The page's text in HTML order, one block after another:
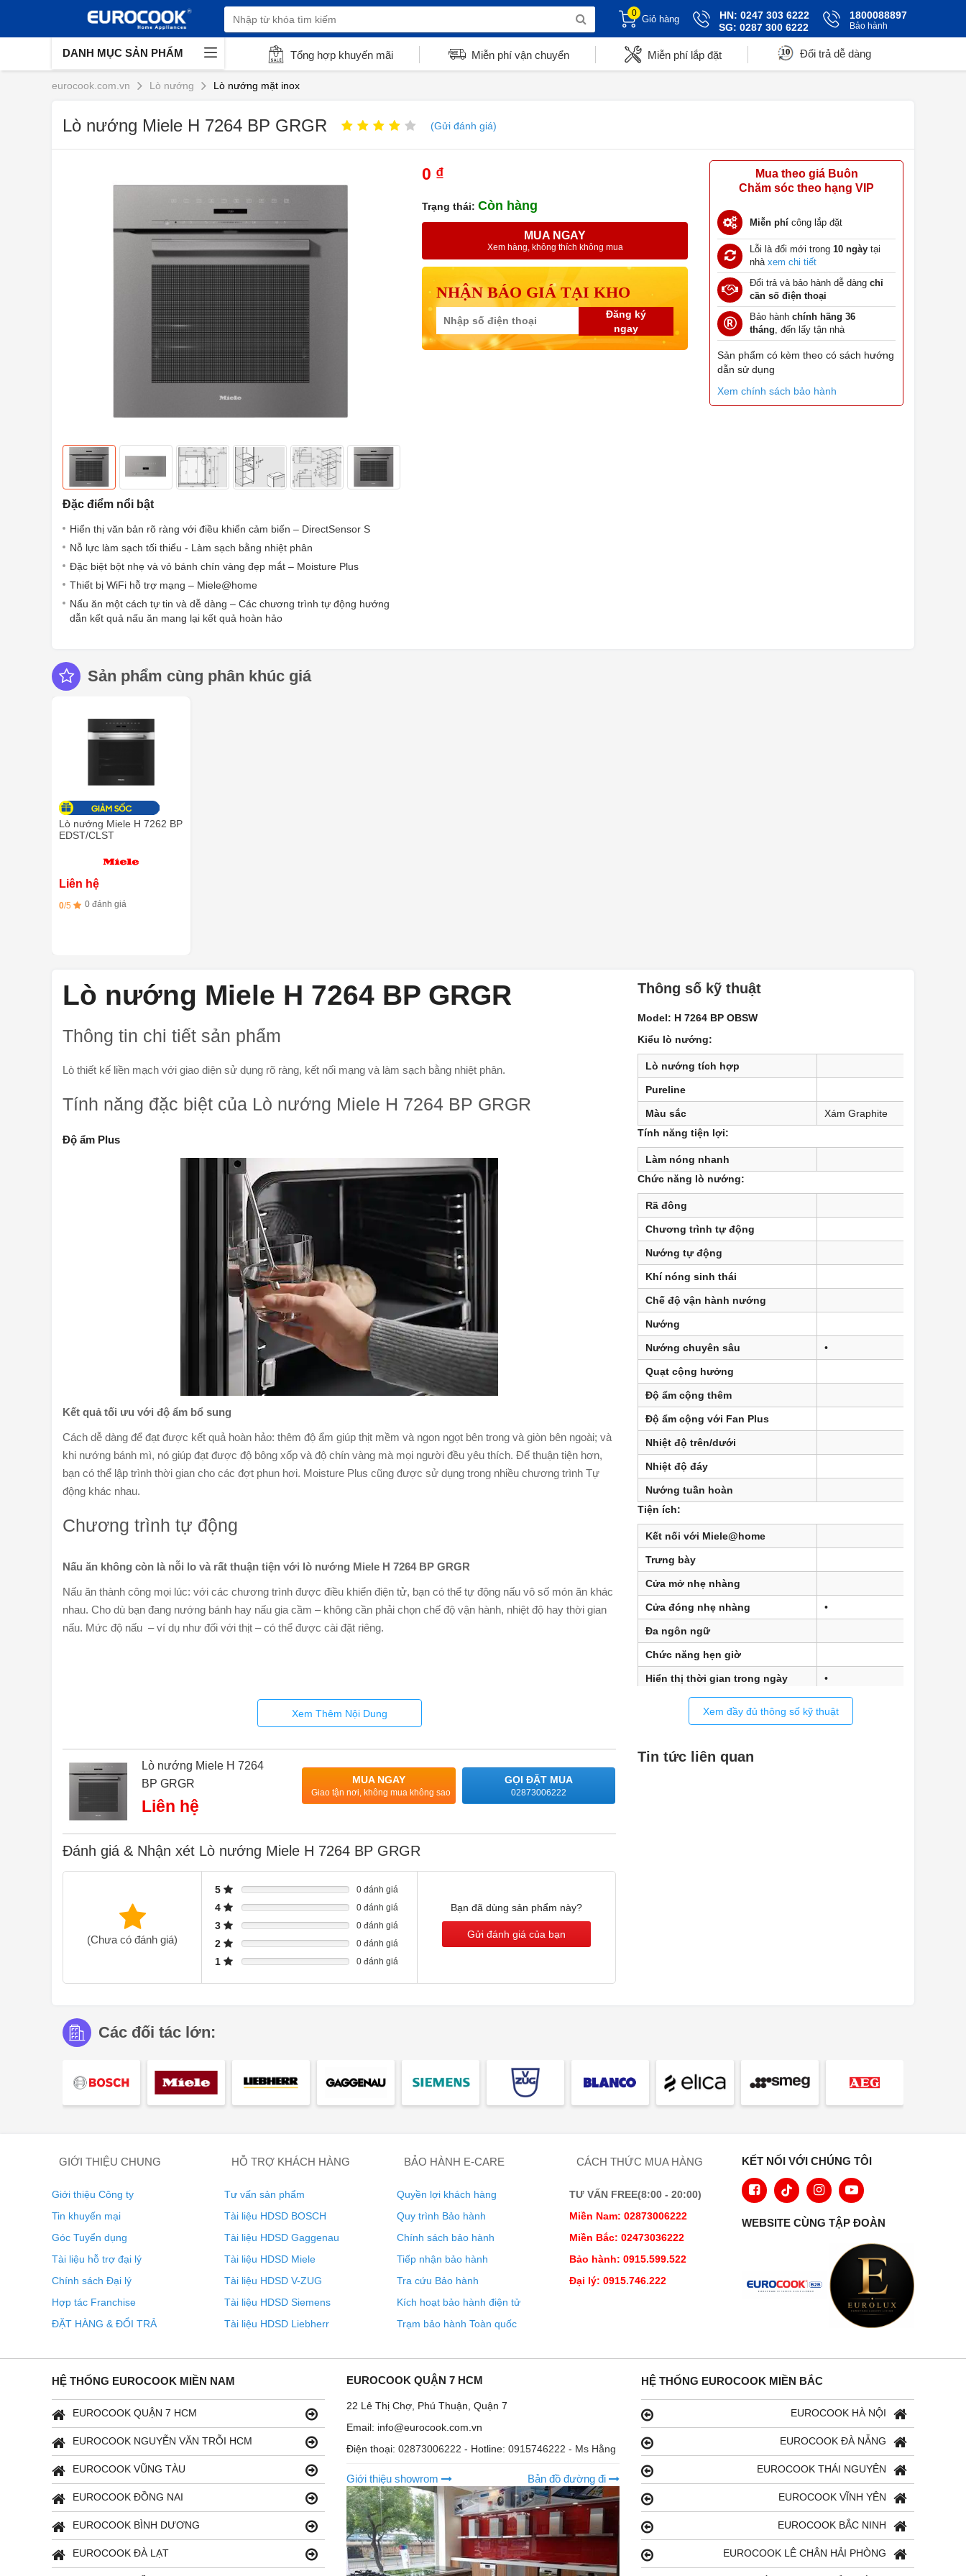
0
Giỏ hàng
HN: 0247 303 6222
SG: 0287 300 6222
1800088897
Bảo hành
DANH MỤC SẢN PHẨM Tổng hợp khuyến mãi Miễn phí vận chuyển Miễn phí lắp đặt Đổi trả dễ dàng
eurocook.com.vn Lò nướng Lò nướng mặt inox
Lò nướng Miele H 7264 BP GRGR (Gửi đánh giá)
Đặc điểm nổi bật
Hiển thị văn bản rõ ràng với điều khiển cảm biến – DirectSensor S
Nỗ lực làm sạch tối thiểu - Làm sạch bằng nhiệt phân
Đặc biệt bột nhẹ và vỏ bánh chín vàng đẹp mắt – Moisture Plus
Thiết bị WiFi hỗ trợ mạng – Miele@home
Nấu ăn một cách tự tin và dễ dàng – Các chương trình tự động hướng
dẫn kết quả nấu ăn mang lại kết quả hoàn hảo
0 ₫
Trạng thái: Còn hàng
MUA NGAY
Xem hàng, không thích không mua
NHẬN BÁO GIÁ TẠI KHO
Đăng ký
ngay
Mua theo giá Buôn
Chăm sóc theo hạng VIP
Miễn phí công lắp đặt
Lỗi là đổi mới trong 10 ngày tại
nhà xem chi tiết
Đổi trả và bảo hành dễ dàng chỉ
cần số điện thoại
Bảo hành chính hãng 36
tháng, đến lấy tận nhà
Sản phẩm có kèm theo có sách hướng
dẫn sử dụng
Xem chính sách bảo hành
Sản phẩm cùng phân khúc giá
Lò nướng Miele H 7262 BP
EDST/CLST
Liên hệ
0/5 0 đánh giá
Lò nướng Miele H 7264 BP GRGR
Thông tin chi tiết sản phẩm
Lò thiết kế liền mạch với giao diện sử dụng rõ ràng, kết nối mạng và làm sạch bằng nhiệt phân.
Tính năng đặc biệt của Lò nướng Miele H 7264 BP GRGR
Độ ẩm Plus
Kết quả tối ưu với độ ẩm bổ sung
Cách dễ dàng để đạt được kết quả hoàn hảo: thêm độ ẩm giúp thịt mềm và ngon ngọt bên trong và giòn bên ngoài; và
khi nướng bánh mì, nó giúp đạt được độ bông xốp và độ chín vàng mà mọi người đều yêu thích. Để thuận tiện hơn,
bạn có thể lập trình thời gian cho các đợt phun hơi. Moisture Plus cũng được sử dụng trong nhiều chương trình Tự
động khác nhau.
Chương trình tự động
Nấu ăn không còn là nỗi lo và rất thuận tiện với lò nướng Miele H 7264 BP GRGR
Nấu ăn thành công mọi lúc: với các chương trình được điều khiển điện tử, bạn có thể tự động nấu vô số món ăn khác
nhau. Cho dù bạn đang nướng bánh hay nấu gia cầm – không cần phải chọn chế độ vận hành, nhiệt độ hay thời gian
nấu. Mức độ nấu – ví dụ như đối với thịt – có thể được cài đặt riêng.
Kết nối thiết bị gia dụng với Miele@home
Với hệ thống Miele@home cải tiến của chúng tôi, bạn có thể khai thác toàn bộ tiềm năng của các thiết bị Miele và làm
cho cuộc sống hàng ngày của bạn trở nên thông minh hơn. Tất cả các thiết bị gia dụng thông minh của Miele đều có
điều khiển bằng giọng nói hay tích hợp vào các giải pháp Nhà thông minh hiện có. Các thiết bị được kết nối mạng
Tối ưu hóa việc sắp xếp thực phẩm của bạn vào lò nướng
Nướng hoặc lật thực phẩm một cách thuận tiện và ở khoảng cách an toàn với khoang lò nóng: với thanh trượt dạng
ống lồng FlexiClip, bạn có thể dễ dàng kéo khay nướng hoặc giá nướng và nướng ra khỏi lò mà không có nguy cơ bị
bỏng. Hệ thống được cấp bằng sáng chế của chúng tôi cho phép bạn sắp xếp các thanh trượt hoàn toàn dạng ống
lồng ở các cấp độ khác nhau để phù hợp với nhu cầu của bạn.
Xem Thêm Nội Dung
Lò nướng Miele H 7264
BP GRGR
Liên hệ
MUA NGAY
Giao tận nơi, không mua không sao
GỌI ĐẶT MUA
02873006222
Đánh giá & Nhận xét Lò nướng Miele H 7264 BP GRGR
(Chưa có đánh giá)
5 0 đánh giá
4 0 đánh giá
3 0 đánh giá
2 0 đánh giá
1 0 đánh giá
Bạn đã dùng sản phẩm này?
Gửi đánh giá của bạn
Thông số kỹ thuật
Model: H 7264 BP OBSW
Kiểu lò nướng:
Lò nướng tích hợp
Pureline
Màu sắc
Xám Graphite
Tính năng tiện lợi:
Làm nóng nhanh
Chức năng lò nướng:
Rã đông
Chương trình tự động
Nướng tự động
Khí nóng sinh thái
Chế độ vận hành nướng
Nướng
Nướng chuyên sâu •
Quạt cộng hưởng
Độ ẩm cộng thêm
Độ ẩm cộng với Fan Plus
Nhiệt độ trên/dưới
Nhiệt độ đáy
Nướng tuần hoàn
Tiện ích:
Kết nối với Miele@home
Trưng bày
Cửa mở nhẹ nhàng
Cửa đóng nhẹ nhàng •
Đa ngôn ngữ
Chức năng hẹn giờ
Hiển thị thời gian trong ngày •
Đồng bộ hóa đồng hồ
Hẹn giờ nấu
Lập trình thời gian bắt đầu nấu
Hệ thống làm mát thiết bị và mặt
trước cảm ứng làm mát
Khóa hệ thống
Khóa cửa trong quá trình làm
sạch nhiệt phân
Thông số kỹ thuật:
Thể tích khoang lò (lít)
Số tầng kệ 5
Cấp kệ được đánh số
1 điểm halogen
Kích thước (wxhxd) tính bằng
mm
(mm)
560
Chiều cao thích hợp tối thiểu
(mm)
590
Chiều cao thích hợp tối thiểu
(mm)
595
Độ sâu hốc (mm) 550
Trọng lượng (kg) 47
Xem đầy đủ thông số kỹ thuật
Tin tức liên quan
Các đối tác lớn:
GIỚI THIỆU CHUNG
Giới thiệu Công ty
Tin khuyến mại
Góc Tuyển dụng
Tài liệu hỗ trợ đại lý
Chính sách Đại lý
Hợp tác Franchise
ĐẶT HÀNG & ĐỔI TRẢ
HỖ TRỢ KHÁCH HÀNG
Tư vấn sản phẩm
Tài liệu HDSD BOSCH
Tài liệu HDSD Gaggenau
Tài liệu HDSD Miele
Tài liệu HDSD V-ZUG
Tài liệu HDSD Siemens
Tài liệu HDSD Liebherr
BẢO HÀNH E-CARE
Quyền lợi khách hàng
Quy trình Bảo hành
Chính sách bảo hành
Tiếp nhận bảo hành
Tra cứu Bảo hành
Kích hoạt bảo hành điện tử
Trạm bảo hành Toàn quốc
CÁCH THỨC MUA HÀNG
TƯ VẤN FREE(8:00 - 20:00)
Miền Nam: 02873006222
Miền Bắc: 02473036222
Bảo hành: 0915.599.522
Đại lý: 0915.746.222
KẾT NỐI VỚI CHÚNG TÔI
WEBSITE CÙNG TẬP ĐOÀN
HỆ THỐNG EUROCOOK MIỀN NAM
EUROCOOK QUẬN 7 HCM
EUROCOOK NGUYỄN VĂN TRỖI HCM
EUROCOOK VŨNG TÀU
EUROCOOK ĐỒNG NAI
EUROCOOK BÌNH DƯƠNG
EUROCOOK ĐÀ LẠT
EUROCOOK QUẬN 7 HCM
22 Lê Thị Chợ, Phú Thuận, Quận 7
Email: info@eurocook.com.vn
Điện thoại: 02873006222 - Hotline: 0915746222 - Ms Hằng
Giới thiệu showrom Bản đồ đường đi
HỆ THỐNG EUROCOOK MIỀN BẮC
EUROCOOK HÀ NỘI
EUROCOOK ĐÀ NẴNG
EUROCOOK THÁI NGUYÊN
EUROCOOK VĨNH YÊN
EUROCOOK BẮC NINH
EUROCOOK LÊ CHÂN HẢI PHÒNG